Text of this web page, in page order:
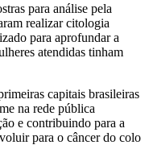
para análise pela
realizar citologia
para aprofundar a
atendidas tinham
capitais brasileiras
na rede pública
e contribuindo para a
para o câncer do colo